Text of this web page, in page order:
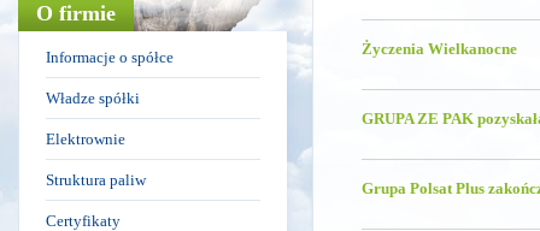
O firmie
Informacje o spółce
Władze spółki
Elektrownie
Struktura paliw
Certyfikaty
Życzenia Wielkanocne
GRUPA ZE PAK
Grupa Polsat Plus